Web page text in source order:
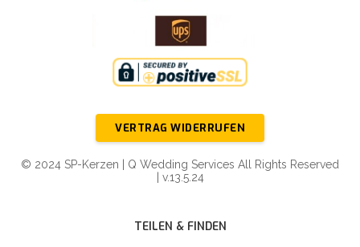
VERTRAG WIDERRUFEN
© 2024 SP-Kerzen | Q Wedding Services All Rights Reserved
| v.13.5.24
TEILEN & FINDEN